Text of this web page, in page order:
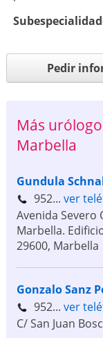
Pedir
Más
Marbella
Gundula
952... ver
Avenida Severo
Marbella.
29600, Marbella
Gonzalo Sanz
952... ver
C/ San Juan